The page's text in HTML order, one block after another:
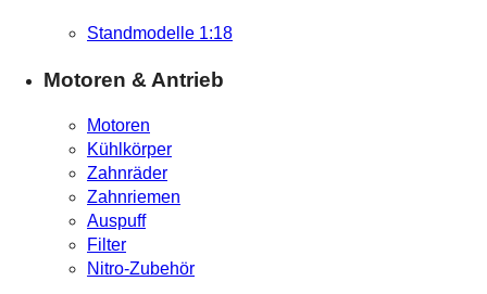
Standmodelle 1:18
Motoren & Antrieb
Motoren
Kühlkörper
Zahnräder
Zahnriemen
Auspuff
Filter
Nitro-Zubehör